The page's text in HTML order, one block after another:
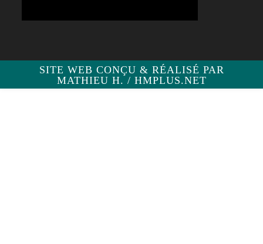
SITE WEB CONÇU & RÉALISÉ PAR
MATHIEU H. / HMPLUS.NET